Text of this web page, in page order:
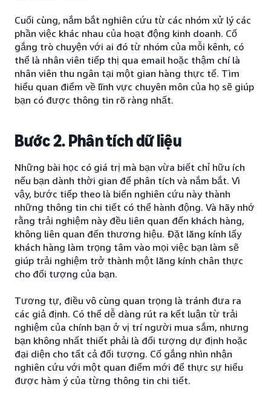
Cuối cùng, nắm bắt nghiên cứu từ các nhóm xử lý các
phần việc khác nhau của hoạt động kinh doanh. Cố
gắng trò chuyện với ai đó từ nhóm của mỗi kênh, có
thể là nhân viên tiếp thị qua email hoặc thậm chí là
nhân viên thu ngân tại một gian hàng thực tế. Tìm
hiểu quan điểm về lĩnh vực chuyên môn của họ sẽ giúp
bạn có được thông tin rõ ràng nhất.
Bước 2. Phân tích dữ liệu
Những bài học có giá trị mà bạn vừa biết chỉ hữu ích
nếu bạn dành thời gian để phân tích và nắm bắt. Vì
vậy, bước tiếp theo là biến nghiên cứu này thành
những thông tin chi tiết có thể hành động. Và hãy nhớ
rằng trải nghiệm này đều liên quan đến khách hàng,
không liên quan đến thương hiệu. Đặt lăng kính lấy
khách hàng làm trọng tâm vào mọi việc bạn làm sẽ
giúp trải nghiệm trở thành một lăng kính chân thực
cho đối tượng của bạn.
Tương tự, điều vô cùng quan trọng là tránh đưa ra
các giả định. Có thể dễ dàng rút ra kết luận từ trải
nghiệm của chính bạn ở vị trí người mua sắm, nhưng
bạn không nhất thiết phải là đối tượng dự định hoặc
đại diện cho tất cả đối tượng. Cố gắng nhìn nhận
nghiên cứu với một quan điểm mới để thực sự hiểu
được hàm ý của từng thông tin chi tiết.